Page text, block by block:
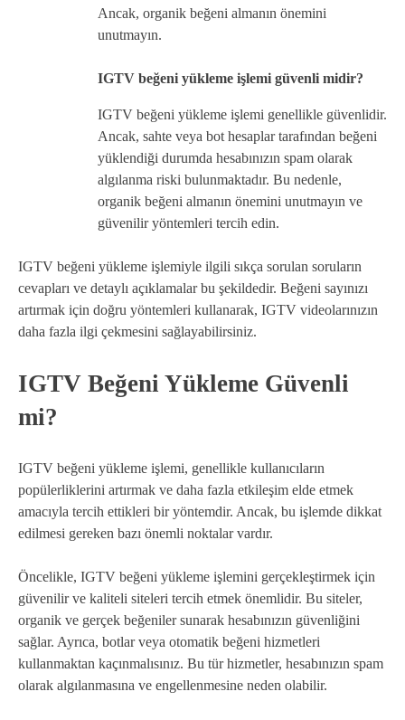
Ancak, organik beğeni almanın önemini
unutmayın.
IGTV beğeni yükleme işlemi güvenli midir?
IGTV beğeni yükleme işlemi genellikle güvenlidir.
Ancak, sahte veya bot hesaplar tarafından beğeni
yüklendiği durumda hesabınızın spam olarak
algılanma riski bulunmaktadır. Bu nedenle,
organik beğeni almanın önemini unutmayın ve
güvenilir yöntemleri tercih edin.
IGTV beğeni yükleme işlemiyle ilgili sıkça sorulan soruların
cevapları ve detaylı açıklamalar bu şekildedir. Beğeni sayınızı
artırmak için doğru yöntemleri kullanarak, IGTV videolarınızın
daha fazla ilgi çekmesini sağlayabilirsiniz.
IGTV Beğeni Yükleme Güvenli
mi?
IGTV beğeni yükleme işlemi, genellikle kullanıcıların
popülerliklerini artırmak ve daha fazla etkileşim elde etmek
amacıyla tercih ettikleri bir yöntemdir. Ancak, bu işlemde dikkat
edilmesi gereken bazı önemli noktalar vardır.
Öncelikle, IGTV beğeni yükleme işlemini gerçekleştirmek için
güvenilir ve kaliteli siteleri tercih etmek önemlidir. Bu siteler,
organik ve gerçek beğeniler sunarak hesabınızın güvenliğini
sağlar. Ayrıca, botlar veya otomatik beğeni hizmetleri
kullanmaktan kaçınmalısınız. Bu tür hizmetler, hesabınızın spam
olarak algılanmasına ve engellenmesine neden olabilir.